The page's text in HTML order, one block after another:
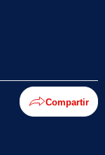
Compartir